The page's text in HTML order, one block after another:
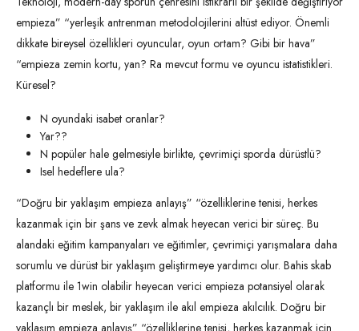
empieza” “yerleşik antrenman metodolojilerini altüst ediyor. Önemli
dikkate bireysel özellikleri oyuncular, oyun ortam? Gibi bir hava”
“empieza zemin kortu, yan? Ra mevcut formu ve oyuncu istatistikleri.
Küresel?
N oyundaki isabet oranlar?
Yar??
N popüler hale gelmesiyle birlikte, çevrimiçi sporda dürüstlü?
Isel hedeflere ula?
“Doğru bir yaklaşım empieza anlayış” “özelliklerine tenisi, herkes
kazanmak için bir şans ve zevk almak heyecan verici bir süreç. Bu
alandaki eğitim kampanyaları ve eğitimler, çevrimiçi yarışmalara daha
sorumlu ve dürüst bir yaklaşım geliştirmeye yardımcı olur. Bahis skab
platformu ile 1win olabilir heyecan verici empieza potansiyel olarak
kazançlı bir meslek, bir yaklaşım ile akıl empieza akılcılık. Doğru bir
yaklaşım empieza anlayış” “özelliklerine tenisi, herkes kazanmak için